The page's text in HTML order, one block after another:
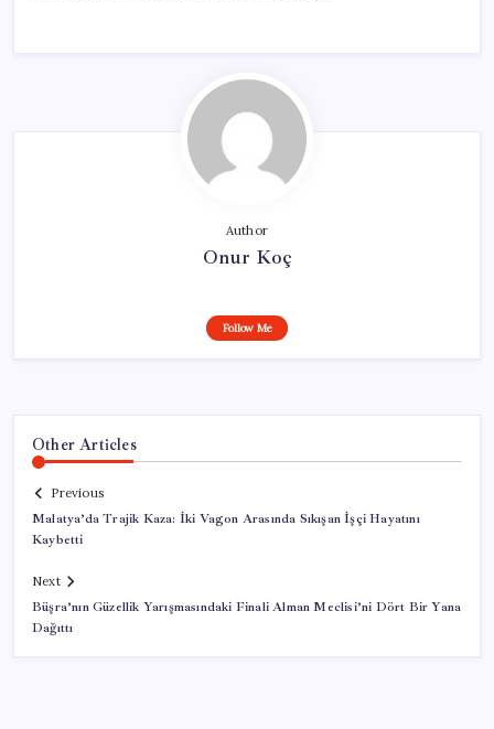
Author
Onur Koç
Follow Me
Other Articles
Previous
Malatya’da Trajik Kaza: İki Vagon Arasında Sıkışan İşçi Hayatını
Kaybetti
Next
Büşra’nın Güzellik Yarışmasındaki Finali Alman Meclisi’ni Dört Bir Yana
Dağıttı